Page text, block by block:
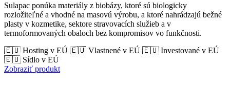
Sulapac ponúka materiály z biobázy, ktoré sú biologicky
rozložiteľné a vhodné na masovú výrobu, a ktoré nahrádzajú bežné
plasty v kozmetike, sektore stravovacích služieb a v
termoformovaných obaloch bez kompromisov vo funkčnosti.
🇪🇺 Hosting v EÚ 🇪🇺 Vlastnené v EÚ 🇪🇺 Investované v EÚ
🇪🇺 Sídlo v EÚ
Zobraziť produkt